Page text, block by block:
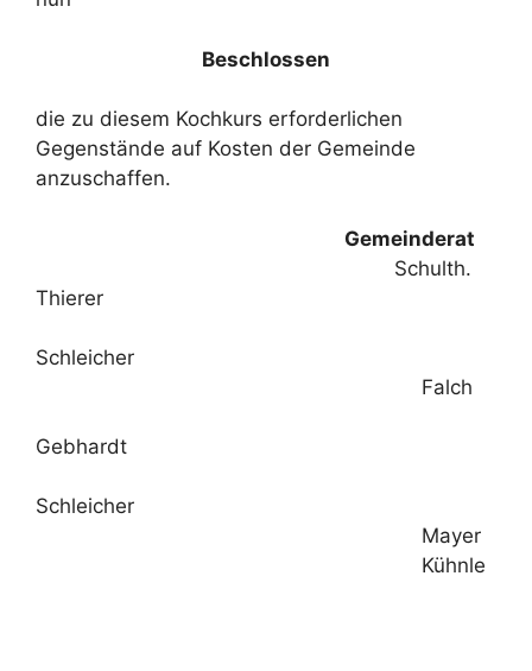
Beschlossen
die zu diesem Kochkurs erforderlichen
Gegenstände auf Kosten der Gemeinde
anzuschaffen.
Gemeinderat
Schulth.
Thierer
Schleicher
Falch
Gebhardt
Schleicher
Mayer
Kühnle